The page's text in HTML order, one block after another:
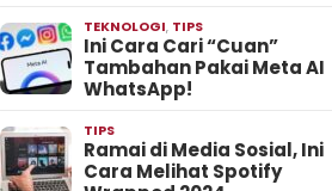
TEKNOLOGI, TIPS
Ini Cara Cari “Cuan”
Tambahan Pakai Meta AI
WhatsApp!
TIPS
Ramai di Media Sosial, Ini
Cara Melihat Spotify